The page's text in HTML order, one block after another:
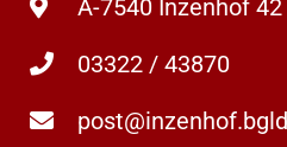
A-7540 Inzenhof 42
03322 / 43870